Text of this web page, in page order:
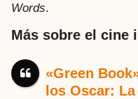
Words.
Más sobre el cine
«Green
los Oscar: